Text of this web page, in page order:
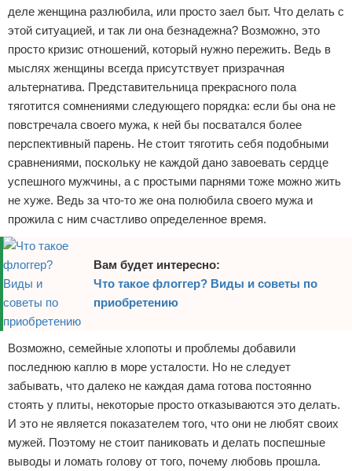
деле женщина разлюбила, или просто заел быт. Что делать с
этой ситуацией, и так ли она безнадежна? Возможно, это
просто кризис отношений, который нужно пережить. Ведь в
мыслях женщины всегда присутствует призрачная
альтернатива. Представительница прекрасного пола
тяготится сомнениями следующего порядка: если бы она не
повстречала своего мужа, к ней бы посватался более
перспективный парень. Не стоит тяготить себя подобными
сравнениями, поскольку не каждой дано завоевать сердце
успешного мужчины, а с простыми парнями тоже можно жить
не хуже. Ведь за что-то же она полюбила своего мужа и
прожила с ним счастливо определенное время.
Вам будет интересно:
Что такое флоггер? Виды и советы по
приобретению
Возможно, семейные хлопоты и проблемы добавили
последнюю каплю в море усталости. Но не следует
забывать, что далеко не каждая дама готова постоянно
стоять у плиты, некоторые просто отказываются это делать.
И это не является показателем того, что они не любят своих
мужей. Поэтому не стоит паниковать и делать поспешные
выводы и ломать голову от того, почему любовь прошла.